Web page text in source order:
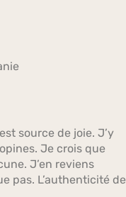
source de joie. J’y
Je crois que
J’en reviens
pas. L’authenticité de